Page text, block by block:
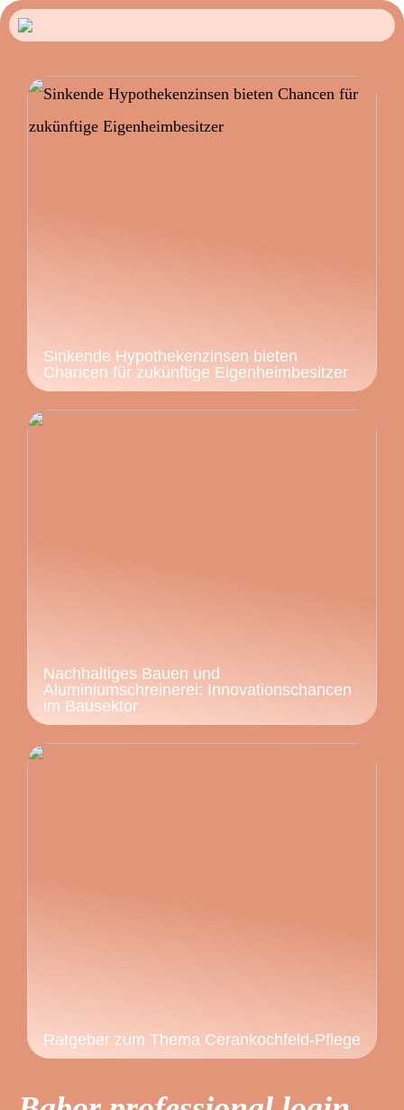
Sinkende Hypothekenzinsen bieten
Chancen für zukünftige Eigenheimbesitzer
Nachhaltiges Bauen und
Aluminiumschreinerei: Innovationschancen
im Bausektor
Ratgeber zum Thema Cerankochfeld-Pflege